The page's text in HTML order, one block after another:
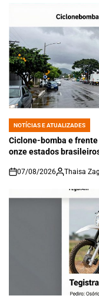
POSTED
IN
NOTÍCIAS E ATUALIZADES
Ciclone-bomba e
onze estados
on
07/08/2026 Thaisa